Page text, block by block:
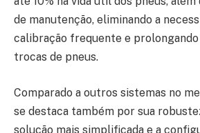
de manutenção, eliminando a
calibração frequente e
trocas de pneus.
Comparado a outros sistemas no
se destaca também por sua
solução mais simplificada e a